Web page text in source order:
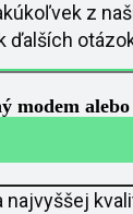
z
ďalších
modem
najvyššej